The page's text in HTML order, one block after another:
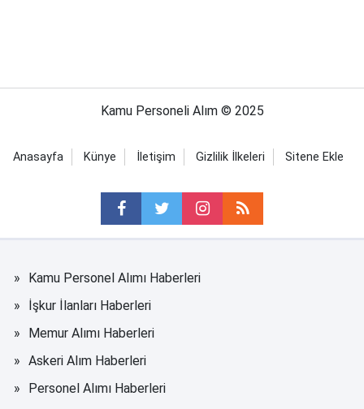
Kamu Personeli Alım © 2025
Anasayfa Künye İletişim Gizlilik İlkeleri Sitene Ekle
Kamu Personel Alımı Haberleri
İşkur İlanları Haberleri
Memur Alımı Haberleri
Askeri Alım Haberleri
Personel Alımı Haberleri